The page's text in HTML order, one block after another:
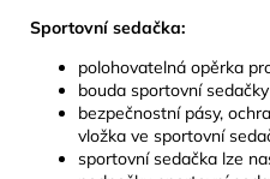
Sportovní sedačka:
polohovatelná opěrka
bouda sportovní
bezpečnostní pásy,
vložka ve sportovní
sportovní sedačka lze